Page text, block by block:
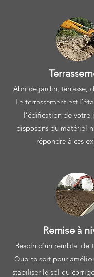
Abri de jardin, terrasse,
Le terrassement est
l’édification de votre
disposons du matériel
répondre à ces
Remise à
Besoin d'un remblai de
Que ce soit pour
stabiliser le sol ou